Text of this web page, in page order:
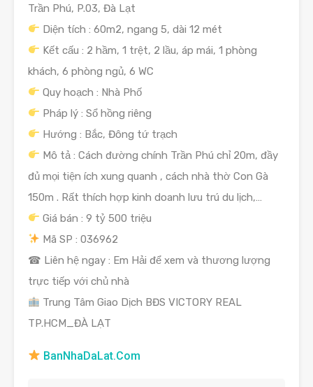
Trần Phú, P.03, Đà Lạt
Diện tích : 60m2, ngang 5, dài 12 mét
Kết cấu : 2 hầm, 1 trệt, 2 lầu, áp mái, 1 phòng
khách, 6 phòng ngủ, 6 WC
Quy hoạch : Nhà Phố
Pháp lý : Sổ hồng riêng
Hướng : Bắc, Đông tứ trạch
Mô tả : Cách đường chính Trần Phú chỉ 20m, đầy
đủ mọi tiện ích xung quanh , cách nhà thờ Con Gà
150m . Rất thích hợp kinh doanh lưu trú du lịch,…
Giá bán : 9 tỷ 500 triệu
Mã SP : 036962
☎ Liên hệ ngay : Em Hải để xem và thương lượng
trực tiếp với chủ nhà
Trung Tâm Giao Dịch BĐS VICTORY REAL
TP.HCM_ĐÀ LẠT
BanNhaDaLat.Com